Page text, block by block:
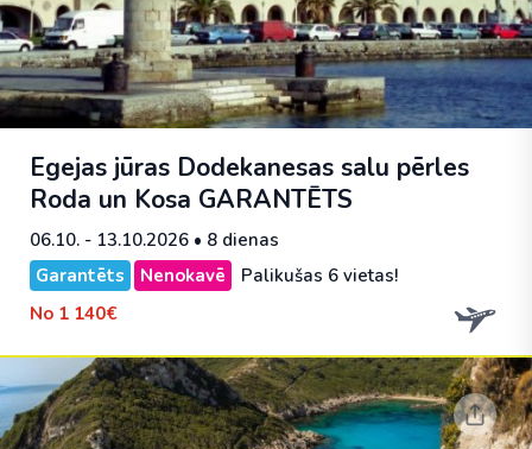
Egejas jūras Dodekanesas salu pērles
Roda un Kosa GARANTĒTS
06.10. - 13.10.2026 • 8 dienas
Garantēts
Nenokavē
Palikušas 6 vietas!
No 1 140€